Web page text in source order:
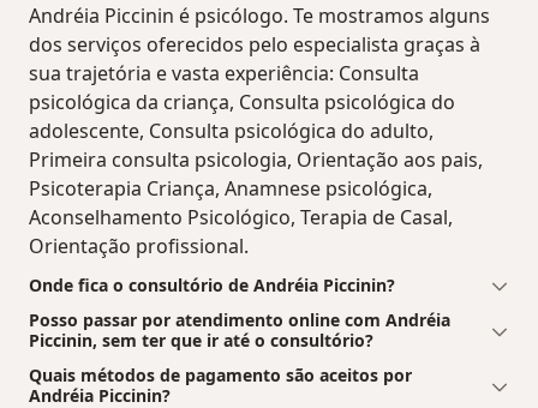
Andréia Piccinin é psicólogo. Te mostramos alguns
dos serviços oferecidos pelo especialista graças à
sua trajetória e vasta experiência: Consulta
psicológica da criança, Consulta psicológica do
adolescente, Consulta psicológica do adulto,
Primeira consulta psicologia, Orientação aos pais,
Psicoterapia Criança, Anamnese psicológica,
Aconselhamento Psicológico, Terapia de Casal,
Orientação profissional.
Onde fica o consultório de Andréia Piccinin?
Posso passar por atendimento online com Andréia
Piccinin, sem ter que ir até o consultório?
Quais métodos de pagamento são aceitos por
Andréia Piccinin?